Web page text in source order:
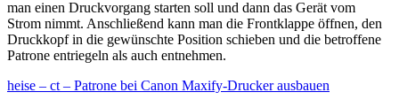
man einen Druckvorgang starten soll und dann das Gerät vom
Strom nimmt. Anschließend kann man die Frontklappe öffnen, den
Druckkopf in die gewünschte Position schieben und die betroffene
Patrone entriegeln als auch entnehmen.
heise – ct – Patrone bei Canon Maxify-Drucker ausbauen